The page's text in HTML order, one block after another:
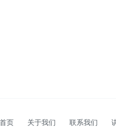
页 关于我们 联系我们